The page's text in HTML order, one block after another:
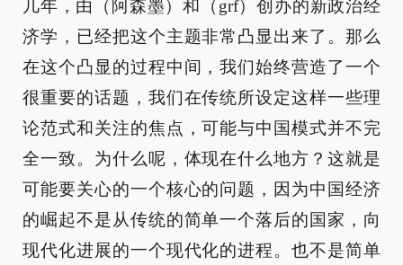
几年，由（阿森墨）和（grf）创办的新政治经
济学，已经把这个主题非常凸显出来了。那么
在这个凸显的过程中间，我们始终营造了一个
很重要的话题，我们在传统所设定这样一些理
论范式和关注的焦点，可能与中国模式并不完
全一致。为什么呢，体现在什么地方？这就是
可能要关心的一个核心的问题，因为中国经济
的崛起不是从传统的简单一个落后的国家，向
现代化进展的一个现代化的进程。也不是简单